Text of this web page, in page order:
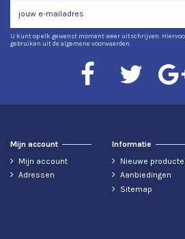
U kunt op elk gewenst moment weer uitschrijven.
gebruiken uit de algemene voorwaarden.
Mijn account
Mijn account
Adressen
Informatie
Nieuwe
Aanbiedingen
Sitemap